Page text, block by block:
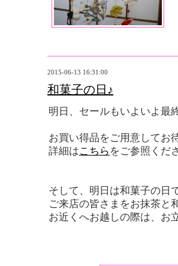
2015-06-13 16:31:00
和菓子の日♪
明日、セールもいよいよ最
お買い得品をご用意してお
詳細はこちら をご参照くだ
そして、明日は和菓子の日
ご来店の皆さまをお抹茶と
お近くへお越しの際は、お